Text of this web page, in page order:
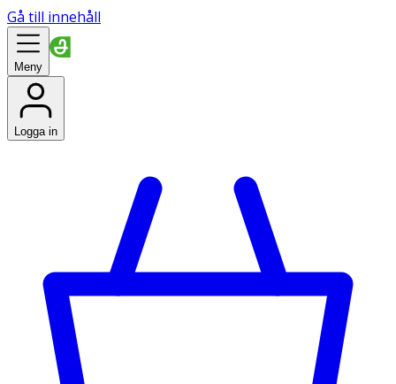
Gå till innehåll
Meny
Logga in